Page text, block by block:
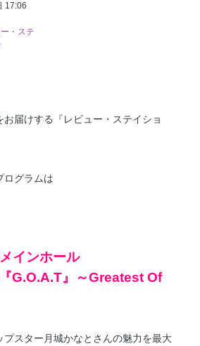
17:06
・ステ
届けする『レビュー・ステイショ
ログラムは
インホール
G.O.A.T』～Greatest Of
プスター月城かなとさんの魅力を最大